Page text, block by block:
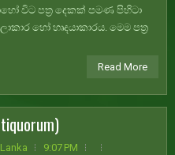
විට පත්‍ර දෙකක් පමණ පිහිටා
හෝ හෘදයාකාරය. මෙම පත්‍ර
Read More
9:07 PM